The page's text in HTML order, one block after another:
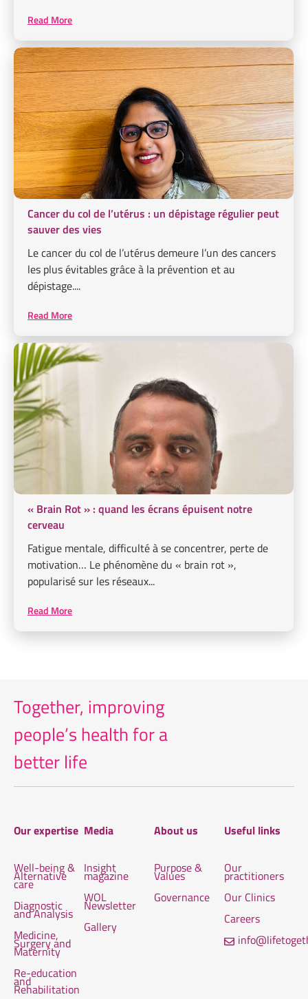
Read More
Cancer du col de l’utérus : un dépistage régulier peut
sauver des vies
Le cancer du col de l’utérus demeure l’un des cancers
les plus évitables grâce à la prévention et au
dépistage....
Read More
« Brain Rot » : quand les écrans épuisent notre
cerveau
Fatigue mentale, difficulté à se concentrer, perte de
motivation… Le phénomène du « brain rot »,
popularisé sur les réseaux...
Read More
Together, improving
people’s health fora
better life
Our expertise
Well-being &
Alternative
care
Diagnostic
and Analysis
Medicine,
Surgery and
Maternity
Re-education
and
Rehabilitation
Media
Insight
magazine
WOL
Newsletter
Gallery
About us
Purpose &
Values
Governance
Useful links
Our
practitioners
Our Clinics
Careers